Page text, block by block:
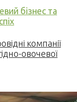
бізнес та
компанії
овочевої